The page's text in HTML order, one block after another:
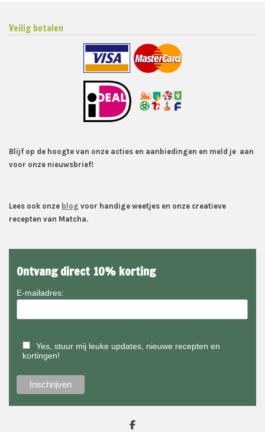
Veilig betalen
Blijf op de hoogte van onze acties en aanbiedingen en meld je aan
voor onze nieuwsbrief!
Lees ook onze blog voor handige weetjes en onze creatieve
recepten van Matcha.
Ontvang direct 10% korting
E-mailadres:
Yes, stuur mij leuke updates, nieuwe recepten en
kortingen!
D